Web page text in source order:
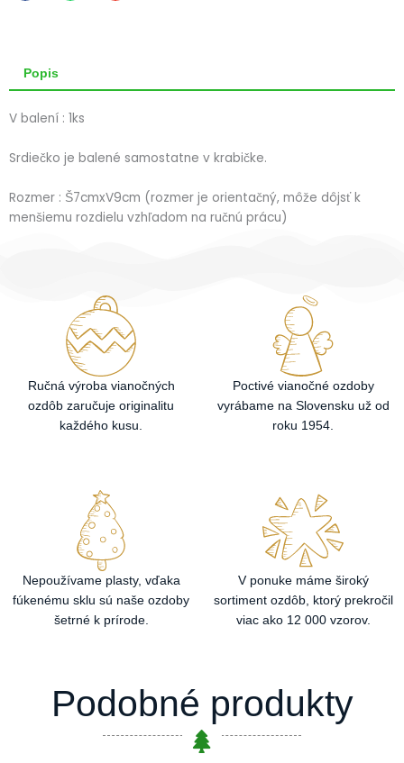
Popis
V balení : 1ks
Srdiečko je balené samostatne v krabičke.
Rozmer : Š7cmxV9cm (rozmer je orientačný, môže dôjsť k
menšiemu rozdielu vzhľadom na ručnú prácu)
Ručná výroba vianočných
ozdôb zaručuje originalitu
každého kusu.
Poctivé vianočné ozdoby
vyrábame na Slovensku už od
roku 1954.
Nepoužívame plasty, vďaka
fúkenému sklu sú naše ozdoby
šetrné k prírode.
V ponuke máme široký
sortiment ozdôb, ktorý prekročil
viac ako 12 000 vzorov.
Podobné produkty